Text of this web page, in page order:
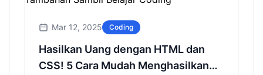
Mar 12, 2025 Coding
Hasilkan Uang dengan HTML dan
CSS! 5 Cara Mudah Menghasilkan